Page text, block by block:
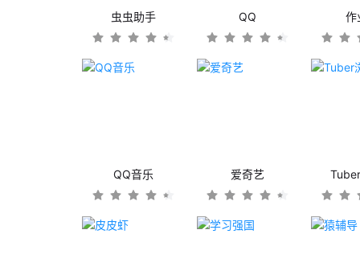
虫虫助手 QQ 作
QQ音乐 爱奇艺